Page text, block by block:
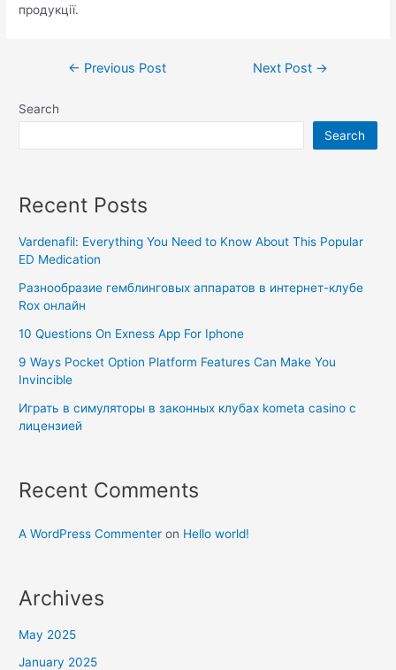
продукції.
← Previous Post Next Post →
Search
Search
Recent Posts
Vardenafil: Everything You Need to Know About This Popular
ED Medication
Разнообразие гемблинговых аппаратов в интернет-клубе
Rox онлайн
10 Questions On Exness App For Iphone
9 Ways Pocket Option Platform Features Can Make You
Invincible
Играть в симуляторы в законных клубах kometa casino с
лицензией
Recent Comments
A WordPress Commenter on Hello world!
Archives
May 2025
January 2025